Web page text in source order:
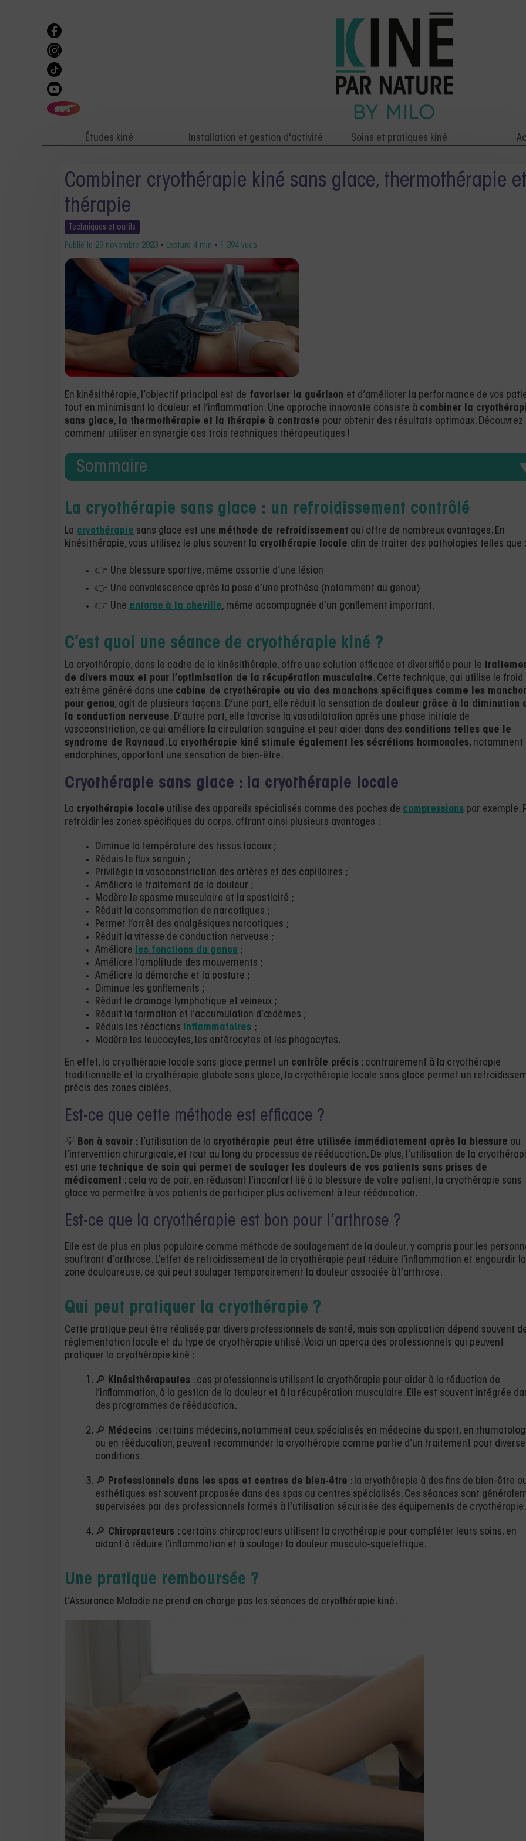
Études kiné Installation et gestion d'activité Soins et pratiques kiné
Combiner cryothérapie kiné sans glace, thermothérapie et
thérapie
Techniques et outils
Publié le 29 novembre 2023 • Lecture 4 min • 1 394 vues
En kinésithérapie, l’objectif principal est de favoriser la guérison et d’améliorer la performance de vos
tout en minimisant la douleur et l’inflammation. Une approche innovante consiste à combiner la
sans glace, la thermothérapie et la thérapie à contraste pour obtenir des résultats optimaux. Découvrez
comment utiliser en synergie ces trois techniques thérapeutiques !
Sommaire
La cryothérapie sans glace : un refroidissement contrôlé
La cryothérapie sans glace est une méthode de refroidissement qui offre de nombreux avantages. En
kinésithérapie, vous utilisez le plus souvent la cryothérapie locale afin de traiter des pathologies telles que :
👉 Une blessure sportive, même assortie d’une lésion
👉 Une convalescence après la pose d’une prothèse (notamment au genou)
👉 Une entorse à la cheville, même accompagnée d’un gonflement important.
C’est quoi une séance de cryothérapie kiné ?
La cryothérapie, dans le cadre de la kinésithérapie, offre une solution efficace et diversifiée pour le
de divers maux et pour l’optimisation de la récupération musculaire. Cette technique, qui utilise le froid
extrême généré dans une cabine de cryothérapie ou via des manchons spécifiques comme les
pour genou, agit de plusieurs façons. D’une part, elle réduit la sensation de douleur grâce à la diminution
la conduction nerveuse. D’autre part, elle favorise la vasodilatation après une phase initiale de
vasoconstriction, ce qui améliore la circulation sanguine et peut aider dans des conditions telles que le
syndrome de Raynaud. La cryothérapie kiné stimule également les sécrétions hormonales, notamment
endorphines, apportant une sensation de bien-être.
Cryothérapie sans glace : la cryothérapie locale
La cryothérapie locale utilise des appareils spécialisés comme des poches de compressions par exemple.
refroidir les zones spécifiques du corps, offrant ainsi plusieurs avantages :
Diminue la température des tissus locaux ;
Réduis le flux sanguin ;
Privilégie la vasoconstriction des artères et des capillaires ;
Améliore le traitement de la douleur ;
Modère le spasme musculaire et la spasticité ;
Réduit la consommation de narcotiques ;
Permet l’arrêt des analgésiques narcotiques ;
Réduit la vitesse de conduction nerveuse ;
Améliore les fonctions du genou ;
Améliore l’amplitude des mouvements ;
Améliore la démarche et la posture ;
Diminue les gonflements ;
Réduit le drainage lymphatique et veineux ;
Réduit la formation et l’accumulation d’œdèmes ;
Réduis les réactions inflammatoires ;
Modère les leucocytes, les entérocytes et les phagocytes.
En effet, la cryothérapie locale sans glace permet un contrôle précis : contrairement à la cryothérapie
traditionnelle et la cryothérapie globale sans glace, la cryothérapie locale sans glace permet un
précis des zones ciblées.
Est-ce que cette méthode est efficace ?
💡 Bon à savoir : l’utilisation de la cryothérapie peut être utilisée immédiatement après la blessure ou
l’intervention chirurgicale, et tout au long du processus de rééducation. De plus, l’utilisation de la
est une technique de soin qui permet de soulager les douleurs de vos patients sans prises de
médicament : cela va de pair, en réduisant l’inconfort lié à la blessure de votre patient, la cryothérapie sans
glace va permettre à vos patients de participer plus activement à leur rééducation.
Est-ce que la cryothérapie est bon pour l’arthrose ?
Elle est de plus en plus populaire comme méthode de soulagement de la douleur, y compris pour les
souffrant d’arthrose. L’effet de refroidissement de la cryothérapie peut réduire l’inflammation et engourdir la
zone douloureuse, ce qui peut soulager temporairement la douleur associée à l’arthrose.
Qui peut pratiquer la cryothérapie ?
Cette pratique peut être réalisée par divers professionnels de santé, mais son application dépend souvent
réglementation locale et du type de cryothérapie utilisé. Voici un aperçu des professionnels qui peuvent
pratiquer la cryothérapie kiné :
🔎 Kinésithérapeutes : ces professionnels utilisent la cryothérapie pour aider à la réduction de
l’inflammation, à la gestion de la douleur et à la récupération musculaire. Elle est souvent intégrée
des programmes de rééducation.
🔎 Médecins : certains médecins, notamment ceux spécialisés en médecine du sport, en
ou en rééducation, peuvent recommander la cryothérapie comme partie d’un traitement pour
conditions.
🔎 Professionnels dans les spas et centres de bien-être : la cryothérapie à des fins de bien-être
esthétiques est souvent proposée dans des spas ou centres spécialisés. Ces séances sont
supervisées par des professionnels formés à l’utilisation sécurisée des équipements de cryothérapie.
🔎 Chiropracteurs : certains chiropracteurs utilisent la cryothérapie pour compléter leurs soins, en
aidant à réduire l’inflammation et à soulager la douleur musculo-squelettique.
Une pratique remboursée ?
L’Assurance Maladie ne prend en charge pas les séances de cryothérapie kiné.